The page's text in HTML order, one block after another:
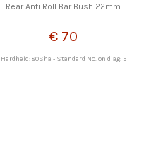
Rear Anti Roll Bar Bush 22mm
€ 70
Hardheid: 80Sha - Standard No. on diag: 5